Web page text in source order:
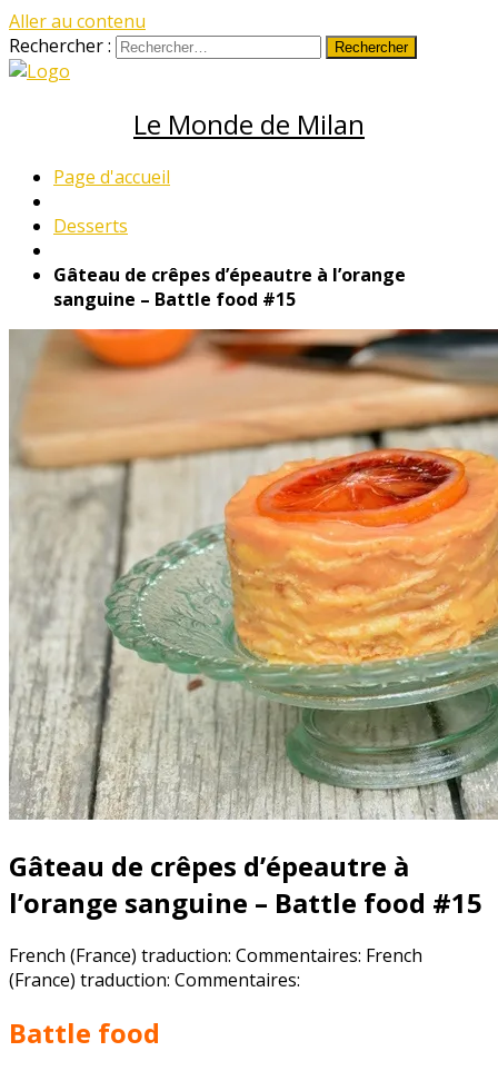
Aller au contenu
Rechercher :
Le Monde de Milan
Page d'accueil
Desserts
Gâteau de crêpes d’épeautre à l’orange
sanguine – Battle food #15
Gâteau de crêpes d’épeautre à
l’orange sanguine – Battle food #15
French (France) traduction: Commentaires: French
(France) traduction: Commentaires:
Battle food